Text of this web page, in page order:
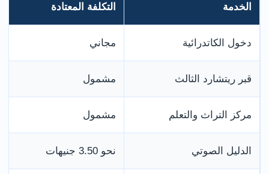
الخدمة التكلفة المعتادة
دخول الكاتدرائية مجاني
قبر ريتشارد الثالث مشمول
مركز التراث والتعلم مشمول
الدليل الصوتي نحو 3.50 جنيهات